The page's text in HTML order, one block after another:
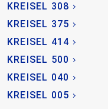
KREISEL 308
KREISEL 375
KREISEL 414
KREISEL 500
KREISEL 040
KREISEL 005